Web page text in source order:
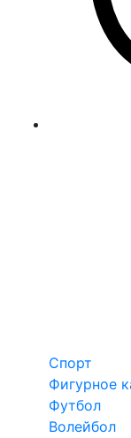
Спорт
Фигурное
Футбол
Волейбол